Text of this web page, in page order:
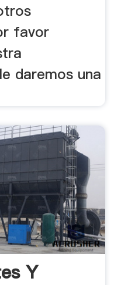
favor
daremos una
Y